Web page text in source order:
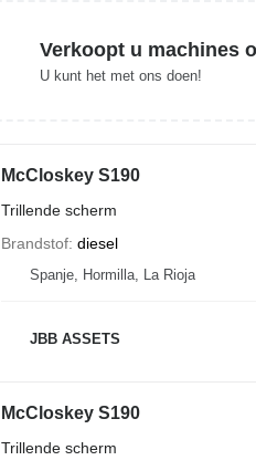
Verkoopt u machines
U kunt het met ons doen!
McCloskey S190
Trillende scherm
Brandstof diesel
Spanje, Hormilla, La Rioja
JBB ASSETS
McCloskey S190
Trillende scherm